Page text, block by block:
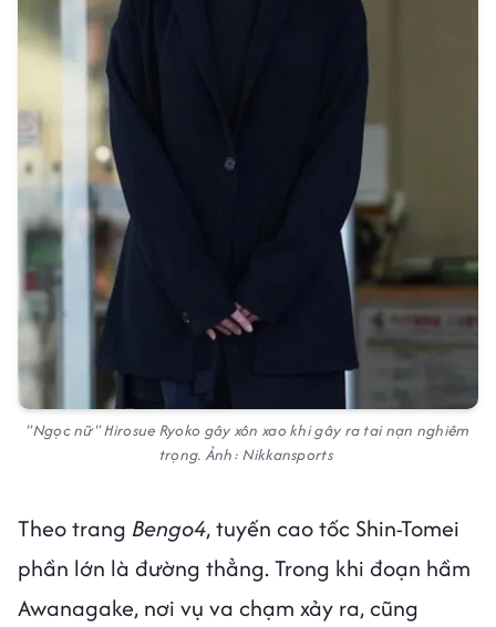
"Ngọc nữ" Hirosue Ryoko gây xôn xao khi gây ra tai nạn nghiêm
trọng. Ảnh: Nikkansports
Theo trang Bengo4, tuyến cao tốc Shin-Tomei
phần lớn là đường thẳng. Trong khi đoạn hầm
Awanagake, nơi vụ va chạm xảy ra, cũng